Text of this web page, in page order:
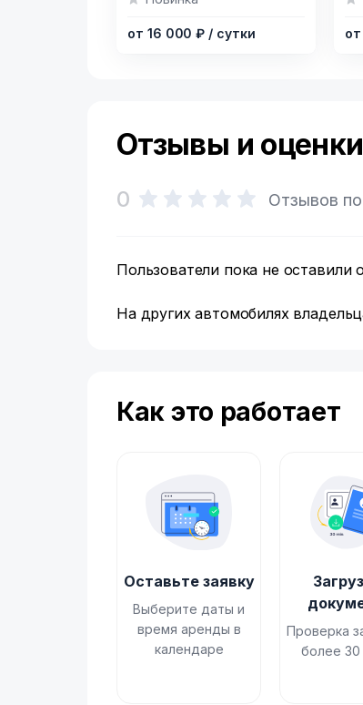
от 16 000 ₽ / сутки
Отзывы и оценки
0 Отзывов
Пользователи пока не оставили
На других автомобилях
Как это работает
Оставьте заявку
Выберите даты и
время аренды в
календаре
Проверка
более 30